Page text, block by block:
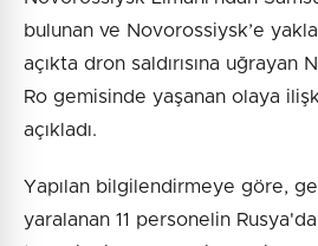
bulunan ve Novorossiysk’e
açıkta dron saldırısına uğrayan
Ro gemisinde yaşanan olaya
açıkladı.
Yapılan bilgilendirmeye göre,
yaralanan 11 personelin